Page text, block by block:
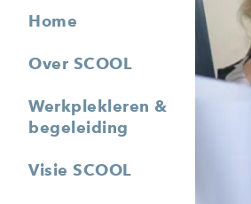
Home
Over SCOOL
Werkplekleren &
begeleiding
Visie SCOOL